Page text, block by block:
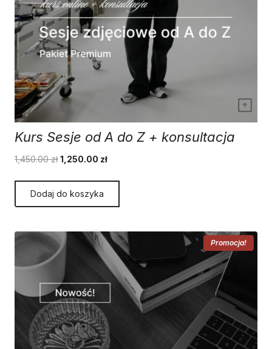
Kurs Sesje od A do Z + konsultacja
1,450.00zł Pierwotna
1,450.00 zł.
1,250.00 złAktualna
Dodaj do koszyka
Promocja!